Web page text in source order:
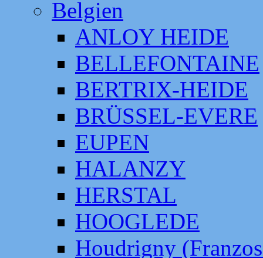
Belgien
ANLOY HEIDE
BELLEFONTAINE
BERTRIX-HEIDE
BRÜSSEL-EVERE
EUPEN
HALANZY
HERSTAL
HOOGLEDE
Houdrigny